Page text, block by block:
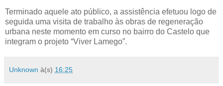
Terminado aquele ato público, a assistência efetuou logo de
seguida uma visita de trabalho às obras de regeneração
urbana neste momento em curso no bairro do Castelo que
integram o projeto “Viver Lamego”.
Unknown à(s) 16:25